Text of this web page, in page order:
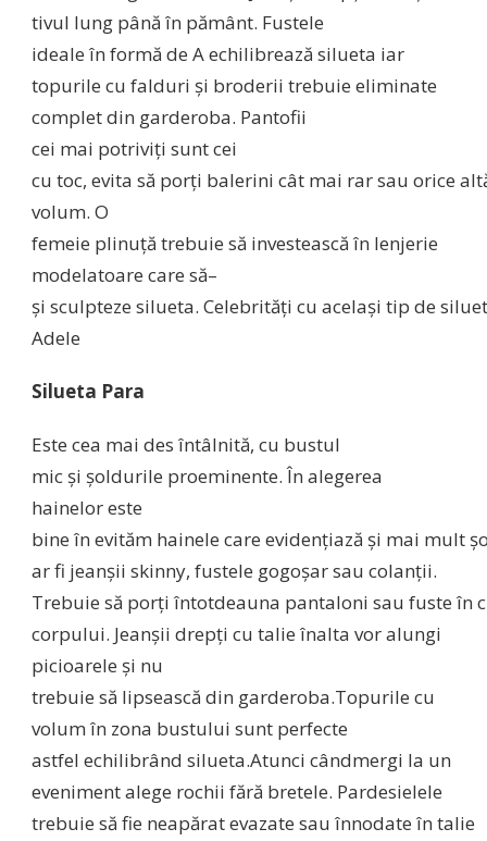
tivul lung până în pământ. Fustele
ideale în formă de Aechilibrează silueta iar
topurile cu falduri şi broderii trebuie eliminate
completdin garderoba. Pantofii
cei mai potriviţi suntcei
cu toc, evita să porţi balerini cât mai rarsau orice
volum. O
femeie plinuţă trebuie să investească în lenjerie
modelatoare care să–
şi sculpteze silueta. Celebrităţi cu acelaşi tip de
Adele
Silueta Para
Este cea mai des întâlnită, cu bustul
mic şi şoldurile proeminente.În alegerea
hainelor este
bine în evităm hainele care evidenţiază şi mai mult
arfi jeanşii skinny, fustele gogoşarsau colanţii.
Trebuie să porţi întotdeauna pantaloni sau fuste în
corpului. Jeanşii drepţi cu talie înalta vor alungi
picioarele şi nu
trebuie să lipsească din garderoba.Topurile cu
volum în zona bustului sunt perfecte
astfel echilibrând silueta.Atunci cândmergi la un
eveniment alege rochii fără bretele. Pardesielele
trebuie să fie neapăratevazate sau înnodate în talie